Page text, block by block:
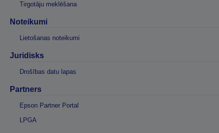
Tirgotāju meklēšana
Noteikumi
Lietošanas noteikumi
Juridisks
Drošības datu lapas
Partners
Epson Partner Portal
LPGA